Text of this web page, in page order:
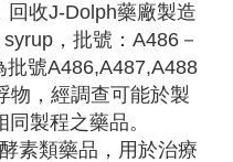
回收J-Dolph藥廠製造
，批號：A486－
號A486,A487,A488
物，經調查可能於製
製程之藥品。
素類藥品，用於治療